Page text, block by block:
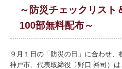
～防災チェックリスト
100部無料配布～
９月１日の「防災の日」に合わせ
神戸市、代表取締役︓野口 裕司）